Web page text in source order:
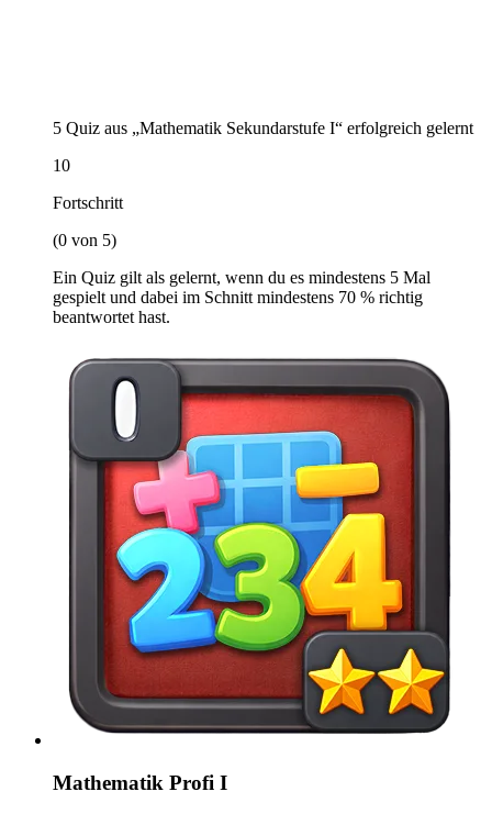
5 Quiz aus „Mathematik Sekundarstufe I“ erfolgreich gelernt
10
Fortschritt
(0 von 5)
Ein Quiz gilt als gelernt, wenn du es mindestens 5 Mal
gespielt und dabei im Schnitt mindestens 70 % richtig
beantwortet hast.
Mathematik Profi I